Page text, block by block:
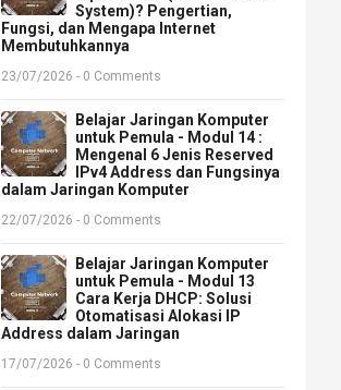
System)? Pengertian,
Fungsi, dan Mengapa Internet
Membutuhkannya
23/07/2026 - 0 Comments
Belajar Jaringan Komputer
untuk Pemula - Modul 14 :
Mengenal 6 Jenis Reserved
IPv4 Address dan Fungsinya
dalam Jaringan Komputer
22/07/2026 - 0 Comments
Belajar Jaringan Komputer
untuk Pemula - Modul 13
Cara Kerja DHCP: Solusi
Otomatisasi Alokasi IP
Address dalam Jaringan
17/07/2026 - 0 Comments